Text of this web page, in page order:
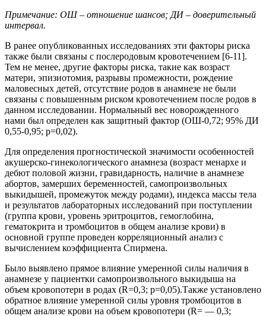
Примечание: ОШ – отношение шансов; ДИ – доверительный
интервал.
В ранее опубликованных исследованиях эти факторы риска
также были связаны с послеродовым кровотечением [6-11].
Тем не менее, другие факторы риска, такие как возраст
матери, эпизиотомия, разрывы промежности, рождение
маловесных детей, отсутствие родов в анамнезе не были
связаны с повышенным риском кровотечением после родов в
данном исследовании. Нормальный вес новорожденного
нами был определен как защитный фактор (ОШ-0,72; 95% ДИ
0,55-0,95; p=0,02).
Для определения прогностической значимости особенностей
акушерско-гинекологического анамнеза (возраст менархе и
дебют половой жизни, гравидарность, наличие в анамнезе
абортов, замерших беременностей, самопроизвольных
выкидышей, промежуток между родами), индекса массы тела
и результатов лабораторных исследований при поступлении
(группа крови, уровень эритроцитов, гемоглобина,
гематокрита и тромбоцитов в общем анализе крови) в
основной группе проведен корреляционный анализ с
вычислением коэффициента Спирмена.
Было выявлено прямое влияние умеренной силы наличия в
анамнезе у пациентки самопроизвольного выкидыша на
объем кровопотери в родах (R=0,3; p=0,05).Также установлено
обратное влияние умеренной силы уровня тромбоцитов в
общем анализе крови на объем кровопотери (R= — 0,3;